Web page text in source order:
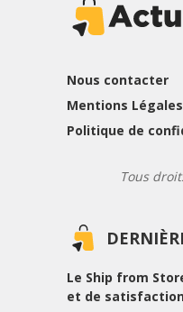
Nous contacter
Mentions Légales
Politique de
Tous
Le Ship from
et de